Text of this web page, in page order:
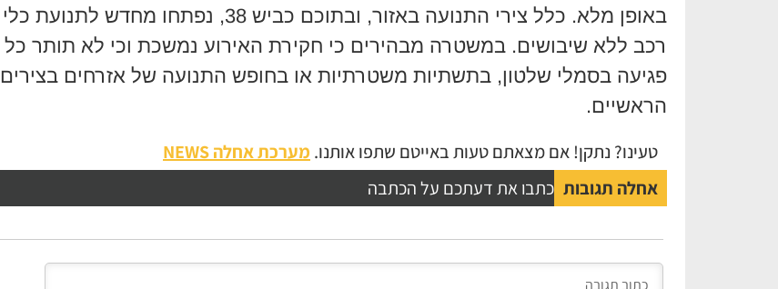
באופן מלא. כלל צירי התנועה באזור, ובתוכם כביש 38, נפתחו מחדש לתנועת כלי
רכב ללא שיבושים. במשטרה מבהירים כי חקירת האירוע נמשכת וכי לא תותר כל
פגיעה בסמלי שלטון, בתשתיות משטרתיות או בחופש התנועה של אזרחים בצירים
הראשיים.
טעינו? נתקן! אם מצאתם טעות באייטם שתפו אותנו. מערכת אחלה NEWS
אחלה תגובות כתבו את דעתכם על הכתבה